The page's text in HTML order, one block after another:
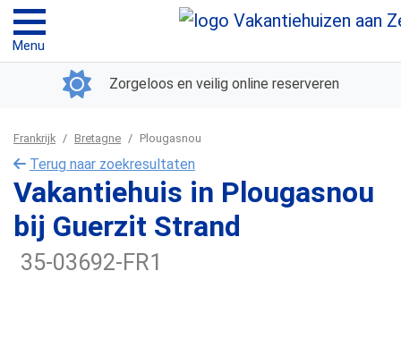
Menu
Zorgeloos en veilig online reserveren
Frankrijk Bretagne Plougasnou
Terug naar zoekresultaten
Vakantiehuis in Plougasnou
bij Guerzit Strand
35-03692-FR1